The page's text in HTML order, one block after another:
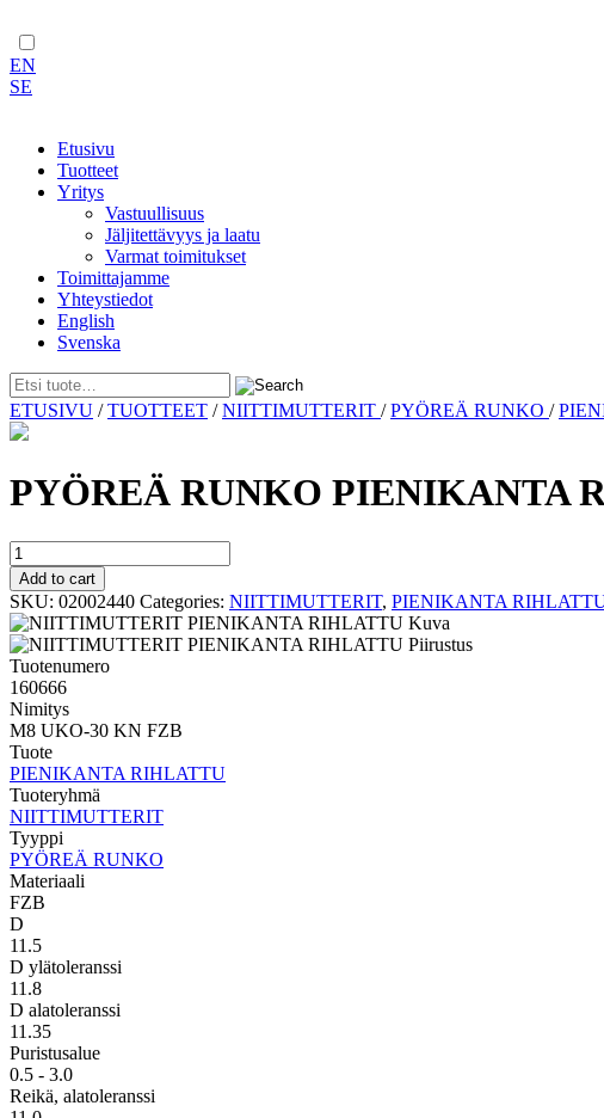
EN
SE
Etusivu
Tuotteet
Yritys
Vastuullisuus
Jäljitettävyys ja laatu
Varmat toimitukset
Toimittajamme
Yhteystiedot
English
Svenska
Skip
to
ETUSIVU /TUOTTEET /NIITTIMUTTERIT /PYÖREÄ RUNKO /
PYÖREÄ RUNKO PIENIKANTA
PYÖREÄ
RUNKO
PIENIKANTA
RIHLATTU
M8
UKO-
30
KN
FZB
quantity
Add to cart
SKU: 02002440 Categories: NIITTIMUTTERIT, PIENIKANTA
Tuotenumero
160666
Nimitys
M8 UKO-30 KN FZB
Tuote
PIENIKANTA RIHLATTU
Tuoteryhmä
NIITTIMUTTERIT
Tyyppi
PYÖREÄ RUNKO
Materiaali
FZB
D
11.5
D ylätoleranssi
11.8
D alatoleranssi
11.35
Puristusalue
0.5 - 3.0
Reikä, alatoleranssi